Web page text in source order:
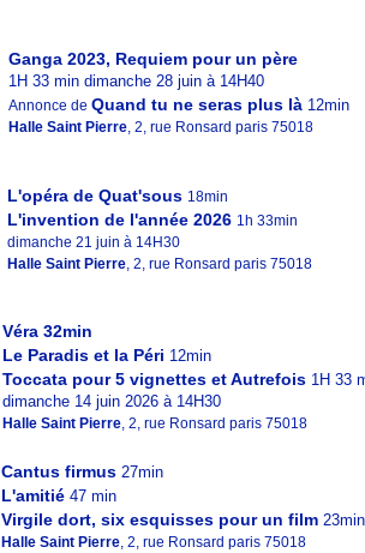
Ganga 2023, Requiem pour un père
1H 33 min dimanche 28 juin à 14H40
Annonce de Quand tu ne seras plus là12min
Halle Saint Pierre, 2, rue Ronsard paris 75018
L'opéra de Quat'sous 18min
L'invention de l'année 2026 1h 33min
dimanche 21 juin à 14H30
Halle Saint Pierre , 2, rue Ronsard paris 75018
Véra 32min
Le Paradis et la Péri 12min
Toccata pour 5 vignettes et Autrefois 1H 33
dimanche 14 juin 2026 à 14H30
Halle Saint Pierre, 2, rue Ronsard paris 75018
Cantus firmus 27min
L'amitié 47 min
Virgile dort, six esquisses pour un film 23min
Halle Saint Pierre, 2, rue Ronsard paris 75018